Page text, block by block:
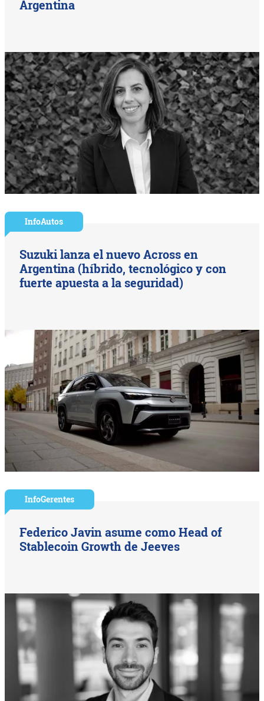
Argentina
InfoAutos
Suzuki lanza el nuevo Across en
Argentina (híbrido, tecnológico y con
fuerte apuesta a la seguridad)
InfoGerentes
Federico Javin asume como Head of
Stablecoin Growth de Jeeves